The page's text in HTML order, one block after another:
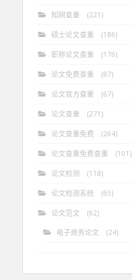
知网查重 (221)
硕士论文查重 (186)
职称论文查重 (176)
论文免费查重 (87)
论文官方查重 (67)
论文查重 (271)
论文查重免费 (264)
论文查重免费查重 (101)
论文检测 (118)
论文检测系统 (65)
论文范文
(62)
电子商务论文
(24)